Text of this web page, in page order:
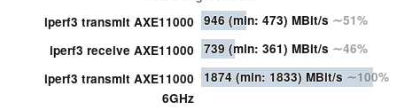
iperf3 transmit AXE11000 946 (min: 473) MBit/s ∼51%
iperf3 receive AXE11000
739 (min: 361) MBit/s ∼46%
iperf3 transmit AXE11000
6GHz
1874 (min: 1833) MBit/s ∼100%